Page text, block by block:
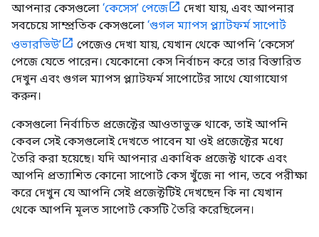
আপনার কেসগুলো ‘কেসেস’ পেজে
দেখা যায়, এবং আপনার
সবচেয়ে সাম্প্রতিক কেসগুলো ‘গুগল ম্যাপস প্ল্যাটফর্ম সাপোর্ট
ওভারভিউ’
পেজেও দেখা যায়, যেখান থেকে আপনি ‘কেসেস’
পেজে যেতে পারেন। যেকোনো কেস নির্বাচন করে তার বিস্তারিত
দেখুন এবং গুগল ম্যাপস প্ল্যাটফর্ম সাপোর্টের সাথে যোগাযোগ
করুন।
কেসগুলো নির্বাচিত প্রজেক্টের আওতাভুক্ত থাকে, তাই আপনি
কেবল সেই কেসগুলোই দেখতে পাবেন যা ওই প্রজেক্টের মধ্যে
তৈরি করা হয়েছে। যদি আপনার একাধিক প্রজেক্ট থাকে এবং
আপনি প্রত্যাশিত কোনো সাপোর্ট কেস খুঁজে না পান, তবে পরীক্ষা
করে দেখুন যে আপনি সেই প্রজেক্টটিই দেখছেন কি না যেখান
থেকে আপনি মূলত সাপোর্ট কেসটি তৈরি করেছিলেন।